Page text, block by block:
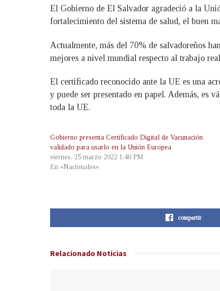
El Gobierno de El Salvador agradeció a la
fortalecimiento del sistema de salud, el buen
Actualmente, más del 70% de salvadoreños
mejores a nivel mundial respecto al trabajo
El certificado reconocido ante la UE es una
y puede ser presentado en papel. Además, es
toda la UE.
Gobierno presenta Certificado Digital de Vacunación
validado para usarlo en la Unión Europea
viernes, 25 marzo 2022 1:40 PM
En «Nacionales»
compartir
Relacionado Noticias